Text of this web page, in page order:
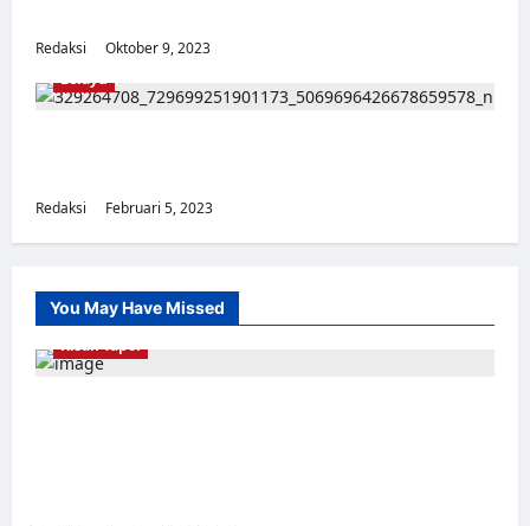
Redaksi Oktober 9, 2023
Lelayu
Redaksi Februari 5, 2023
You May Have Missed
Kisah Tapol